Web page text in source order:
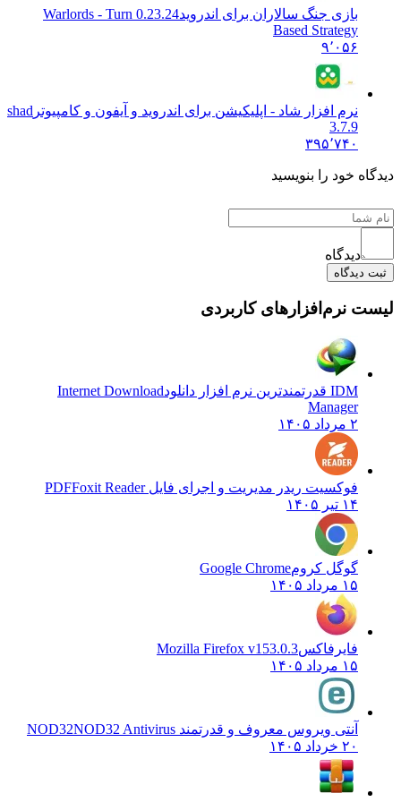
بازی جنگ سالاران برای اندروید
0.23.24 Warlords - Turn
Based Strategy
۹٬۰۵۶
نرم افزار شاد - اپلیکیشن برای اندروید و آیفون و کامپیوتر shad
3.7.9
۳۹۵٬۷۴۰
دیدگاه خود را بنویسید
دیدگاه
ثبت دیدگاه
لیست نرم‌افزارهای کاربردی
IDM قدرتمندترین نرم افزار دانلود
Internet Download
Manager
۲ مرداد ۱۴۰۵
فوکسیت ریدر مدیریت و اجرای فایل PDFFoxit Reader
۱۴ تیر ۱۴۰۵
گوگل کرومGoogle Chrome
۱۵ مرداد ۱۴۰۵
فایرفاکسMozilla Firefox v153.0.3
۱۵ مرداد ۱۴۰۵
آنتی ویروس معروف و قدرتمند NOD32 NOD32 Antivirus
۲۰ خرداد ۱۴۰۵